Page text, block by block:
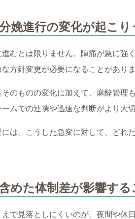
娩進行の変化が起こり
むとは限りません。陣痛が急に強
方針変更が必要になることがありま
のものの変化に加えて、麻酔管理
ムでの連携や迅速な判断がより大切
は、こうした急変に対して、どれ
めた体制差が影響する
で見落としにくいのが、夜間や休